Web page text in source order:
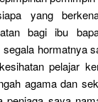
yang
bagi ibu
segala hormatnya
pelajar
agama dan